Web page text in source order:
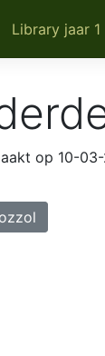
Library jaar 1
op 10-